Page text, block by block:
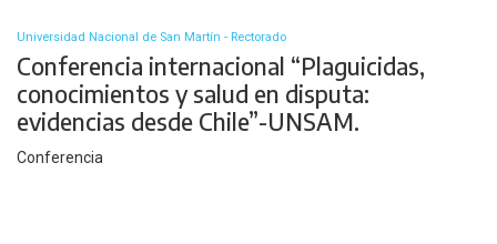
Universidad Nacional de San Martín - Rectorado
Conferencia internacional “Plaguicidas,
conocimientos y salud en disputa:
evidencias desde Chile”-UNSAM.
Conferencia